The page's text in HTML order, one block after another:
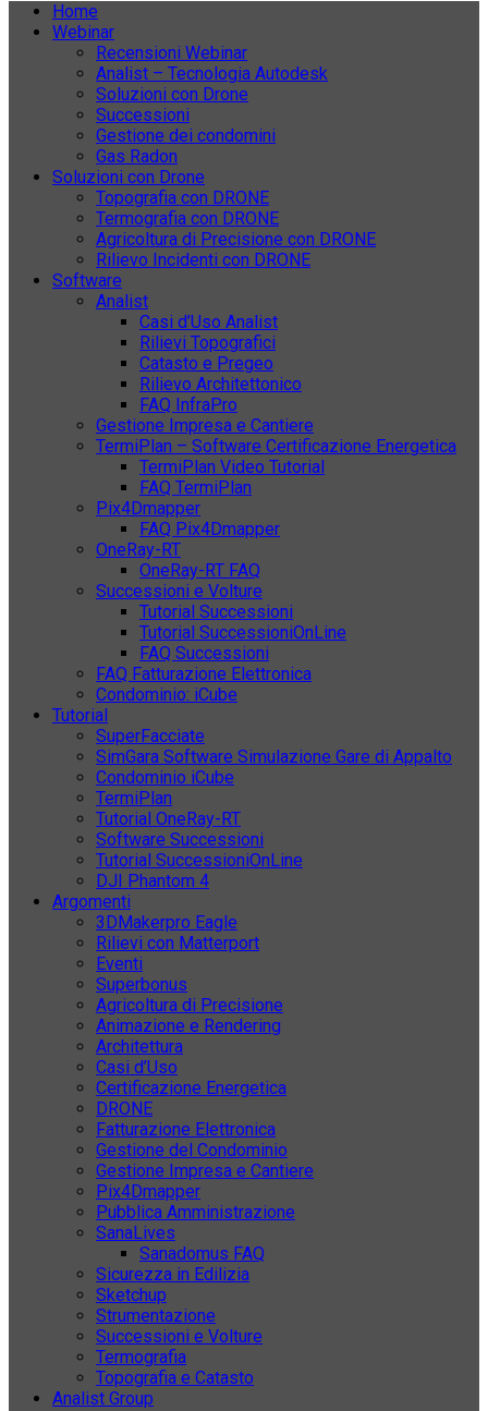
Home
Webinar
Recensioni Webinar
Analist – Tecnologia Autodesk
Soluzioni con Drone
Successioni
Gestione dei condomini
Gas Radon
Soluzioni con Drone
Topografia con DRONE
Termografia con DRONE
Agricoltura di Precisione con DRONE
Rilievo Incidenti con DRONE
Software
Analist
Casi d’Uso Analist
Rilievi Topografici
Catasto e Pregeo
Rilievo Architettonico
FAQ InfraPro
Gestione Impresa e Cantiere
TermiPlan – Software Certificazione Energetica
TermiPlan Video Tutorial
FAQ TermiPlan
Pix4Dmapper
FAQ Pix4Dmapper
OneRay-RT
OneRay-RT FAQ
Successioni e Volture
Tutorial Successioni
Tutorial SuccessioniOnLine
FAQ Successioni
FAQ Fatturazione Elettronica
Condominio: iCube
Tutorial
SuperFacciate
SimGara Software Simulazione Gare di Appalto
Condominio iCube
TermiPlan
Tutorial OneRay-RT
Software Successioni
Tutorial SuccessioniOnLine
DJI Phantom 4
Argomenti
3DMakerpro Eagle
Rilievi con Matterport
Eventi
Superbonus
Agricoltura di Precisione
Animazione e Rendering
Architettura
Casi d’Uso
Certificazione Energetica
DRONE
Fatturazione Elettronica
Gestione del Condominio
Gestione Impresa e Cantiere
Pix4Dmapper
Pubblica Amministrazione
SanaLives
Sanadomus FAQ
Sicurezza in Edilizia
Sketchup
Strumentazione
Successioni e Volture
Termografia
Topografia e Catasto
Analist Group